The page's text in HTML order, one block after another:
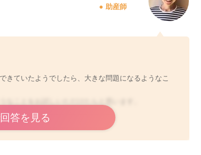
助産師
きていたようでしたら、大きな問題になるようなこ
答を見る